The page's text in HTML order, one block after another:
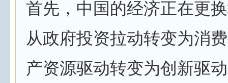
首先，中国的经济正在更
从政府投资拉动转变为消
产资源驱动转变为创新驱